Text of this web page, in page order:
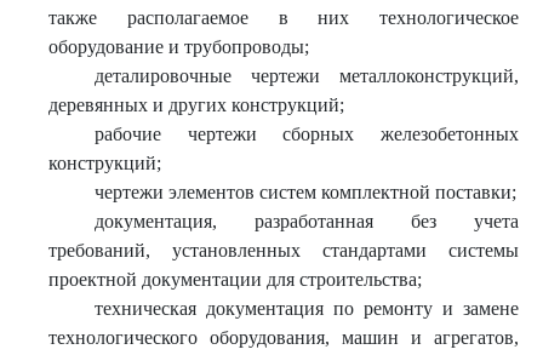
также располагаемое в них технологическое
оборудование и трубопроводы;
деталировочные чертежи металлоконструкций,
деревянных и других конструкций;
рабочие чертежи сборных железобетонных
конструкций;
чертежи элементов систем комплектной поставки;
документация, разработанная без учета
требований, установленных стандартами системы
проектной документации для строительства;
техническая документация по ремонту и замене
технологического оборудования, машин и агрегатов,